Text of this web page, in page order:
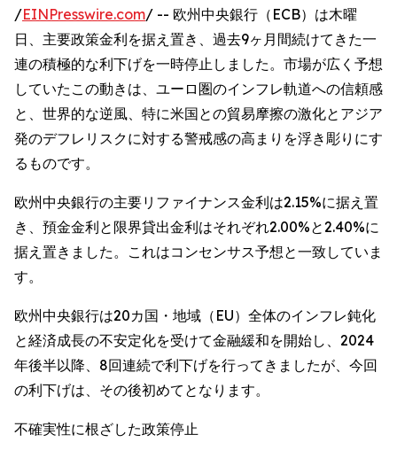
/EINPresswire.com/ -- 欧州中央銀行（ECB）は木曜
日、主要政策金利を据え置き、過去9ヶ月間続けてきた一
連の積極的な利下げを一時停止しました。市場が広く予想
していたこの動きは、ユーロ圏のインフレ軌道への信頼感
と、世界的な逆風、特に米国との貿易摩擦の激化とアジア
発のデフレリスクに対する警戒感の高まりを浮き彫りにす
るものです。
欧州中央銀行の主要リファイナンス金利は2.15%に据え置
き、預金金利と限界貸出金利はそれぞれ2.00%と2.40%に
据え置きました。これはコンセンサス予想と一致していま
す。
欧州中央銀行は20カ国・地域（EU）全体のインフレ鈍化
と経済成長の不安定化を受けて金融緩和を開始し、2024
年後半以降、8回連続で利下げを行ってきましたが、今回
の利下げは、その後初めてとなります。
不確実性に根ざした政策停止